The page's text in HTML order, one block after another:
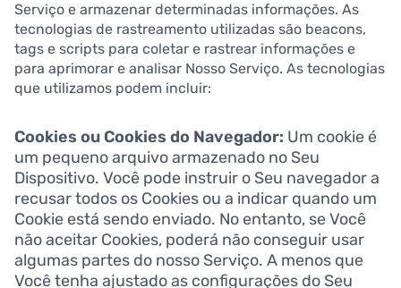
Serviço e armazenar determinadas informações. As
tecnologias de rastreamento utilizadas são beacons,
tags e scripts para coletar e rastrear informações e
para aprimorar e analisar Nosso Serviço. As tecnologias
que utilizamos podem incluir:
Cookies ou Cookies do Navegador: Um cookie é
um pequeno arquivo armazenado no Seu
Dispositivo. Você pode instruir o Seu navegador a
recusar todos os Cookies ou a indicar quando um
Cookie está sendo enviado. No entanto, se Você
não aceitar Cookies, poderá não conseguir usar
algumas partes do nosso Serviço. A menos que
Você tenha ajustado as configurações do Seu